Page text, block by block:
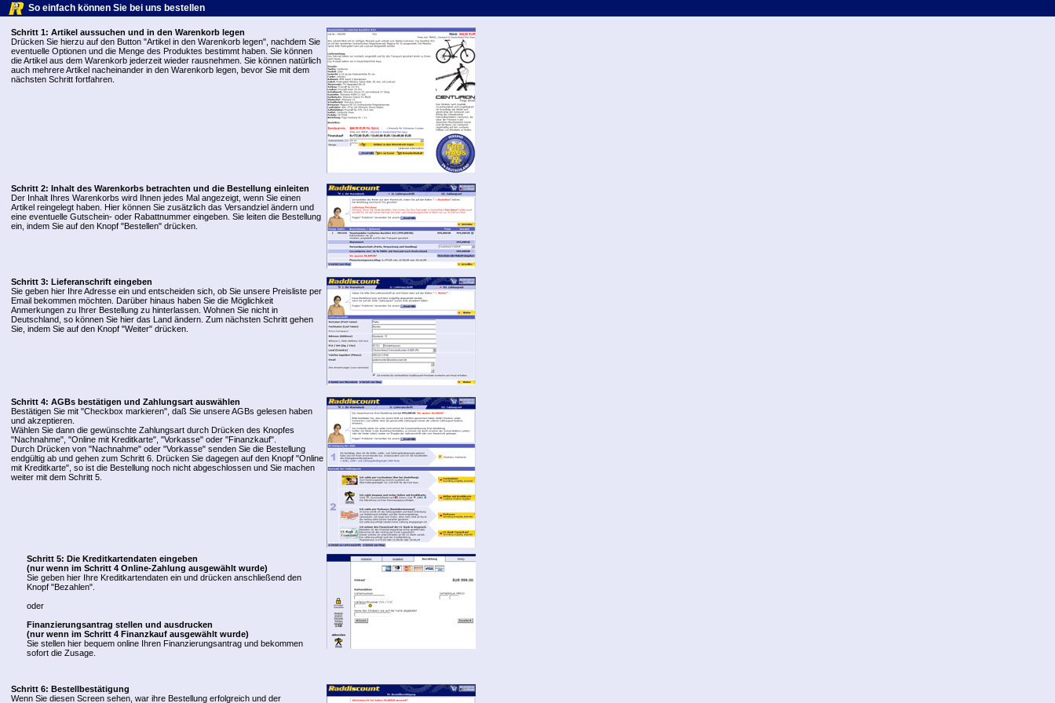
So einfach können Sie bei uns bestellen
Schritt 1: Artikel aussuchen und in den Warenkorb legen
Drücken Sie hierzu auf den Button "Artikel in den Warenkorb legen", nachdem Sie
eventuelle Optionen und die Menge des Produktes bestimmt haben. Sie können
die Artikel aus dem Warenkorb jederzeit wieder rausnehmen. Sie können natürlich
auch mehrere Artikel nacheinander in den Warenkorb legen, bevor Sie mit dem
nächsten Schritt fortfahren.
Schritt 2: Inhalt des Warenkorbs betrachten und die Bestellung einleiten
Der Inhalt Ihres Warenkorbs wird Ihnen jedes Mal angezeigt, wenn Sie einen
Artikel reingelegt haben. Hier können Sie zusätzlich das Versandziel ändern und
eine eventuelle Gutschein- oder Rabattnummer eingeben. Sie leiten die Bestellung
ein, indem Sie auf den Knopf "Bestellen" drücken.
Schritt 3: Lieferanschrift eingeben
Sie geben hier Ihre Adresse ein und entscheiden sich, ob Sie unsere Preisliste per
Email bekommen möchten. Darüber hinaus haben Sie die Möglichkeit
Anmerkungen zu Ihrer Bestellung zu hinterlassen. Wohnen Sie nicht in
Deutschland, so können Sie hier das Land ändern. Zum nächsten Schritt gehen
Sie, indem Sie auf den Knopf "Weiter" drücken.
Schritt 4: AGBs bestätigen und Zahlungsart auswählen
Bestätigen Sie mit "Checkbox markieren", daß Sie unsere AGBs gelesen haben
und akzeptieren.
Wählen Sie dann die gewünschte Zahlungsart durch Drücken des Knopfes
"Nachnahme", "Online mit Kreditkarte", "Vorkasse" oder "Finanzkauf".
Durch Drücken von "Nachnahme" oder "Vorkasse" senden Sie die Bestellung
endgültig ab und gehen zum Schritt 6. Drücken Sie dagegen auf den Knopf "Online
mit Kreditkarte", so ist die Bestellung noch nicht abgeschlossen und Sie machen
weiter mit dem Schritt 5.
Schritt 5: Die Kreditkartendaten eingeben
(nur wenn im Schritt 4 Online-Zahlung ausgewählt wurde)
Sie geben hier Ihre Kreditkartendaten ein und drücken anschließend den
Knopf "Bezahlen".
oder
Finanzierungsantrag stellen und ausdrucken
(nur wenn im Schritt 4 Finanzkauf ausgewählt wurde)
Sie stellen hier bequem online Ihren Finanzierungsantrag und bekommen
sofort die Zusage.
Schritt 6: Bestellbestätigung
Wenn Sie diesen Screen sehen, war ihre Bestellung erfolgreich und der